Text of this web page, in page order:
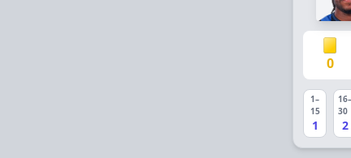
0
1–
15
1
16–
30
2